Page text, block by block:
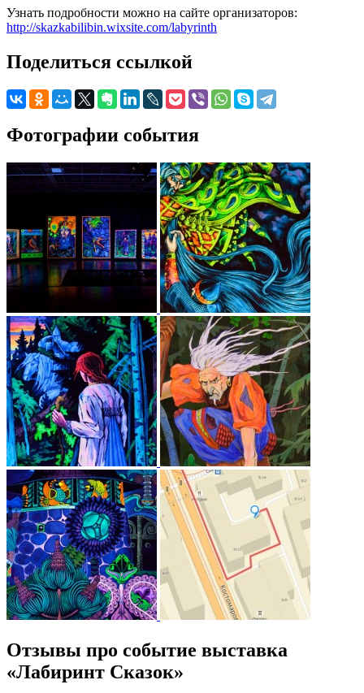
Узнать подробности можно на сайте организаторов:
http://skazkabilibin.wixsite.com/labyrinth
Поделиться ссылкой
Фотографии события
Отзывы про событие выставка
«Лабиринт Сказок»